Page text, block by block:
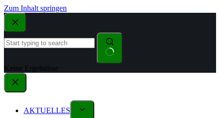
Zum Inhalt springen
Keine Ergebnisse
AKTUELLES